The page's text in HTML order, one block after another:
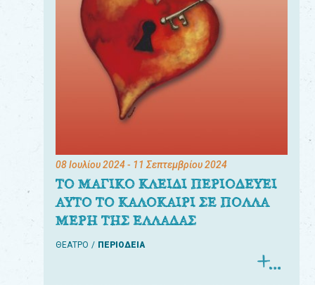
08 Ιουλίου 2024- 11 Σεπτεμβρίου 2024
ΤΟ ΜΑΓΙΚΟ ΚΛΕΙΔΙ ΠΕΡΙΟΔΕΥΕΙ
ΑΥΤΟ ΤΟ ΚΑΛΟΚΑΙΡΙ ΣΕ ΠΟΛΛΑ
ΜΕΡΗ ΤΗΣ ΕΛΛΑΔΑΣ
ΘΕΑΤΡΟ ΠΕΡΙΟΔΕΙΑ